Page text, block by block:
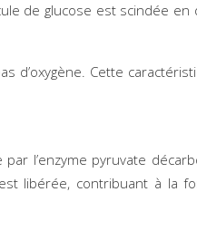
de glucose est scindée
d’oxygène. Cette
l’enzyme pyruvate
libérée, contribuant à la